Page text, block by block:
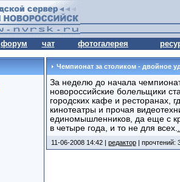
форум чат фотогалерея
Чемпионат за столиком - двойное
За неделю до начала
новороссийские болельщики
городских кафе и ресторанах,
кинотеатры и прочая
единомышленников, да еще с
в четыре года, и то не для всех.
11-06-2008 14:42 | редактор| прочтений: